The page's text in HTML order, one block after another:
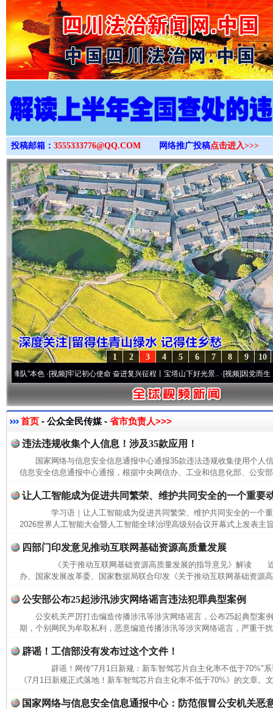
>
投稿邮箱： 3555333776@QQ.COM 网络推广投稿点击进入>>>
10
9
8
7
6
5
4
3
2
1
·[视频]牢记初心使命 奋进复兴征程丨宝塔山下好光景..·[视频]因党而生 为党而
首页 - 公众全民传媒 - 省市负责人>>>
违法违规收集个人信息！涉及35款应用！
国家网络与信息安全信息通报中心通报35款违法违规收集使用个
信息安全信息通报中心通报，根据中央网信办、工业和信息化部、公安
让人工智能成为促进共同繁荣、维护共同安全的一个重要
学习语｜让人工智能成为促进共同繁荣、维护共同安全的一
2026世界人工智能大会暨人工智能全球治理高级别会议开幕式上发表主
四部门印发意见推动互联网基础资源高质量发展
《关于推动互联网基础资源高质量发展的指导意见》解读 近
办、国家发展改革委、国家数据局联合印发《关于推动互联网基础资源
公安部公布25起涉汛涉灾网络谣言违法犯罪典型案例
公安机关严厉打击编造传播涉汛等涉灾网络谣言，公布25起典型
期，个别网民为牟取私利，恶意编造传播涉汛等涉灾网络谣言，严重干
辟谣！工信部没有发布过这个文件！
辟谣！网传"7月1日新规：新车智驾芯片自主化率不低于
《7月1日新规正式落地！新车智驾芯片自主化率不低于70%》的文章。
国家网络与信息安全信息通报中心：防范假冒公安机关恶